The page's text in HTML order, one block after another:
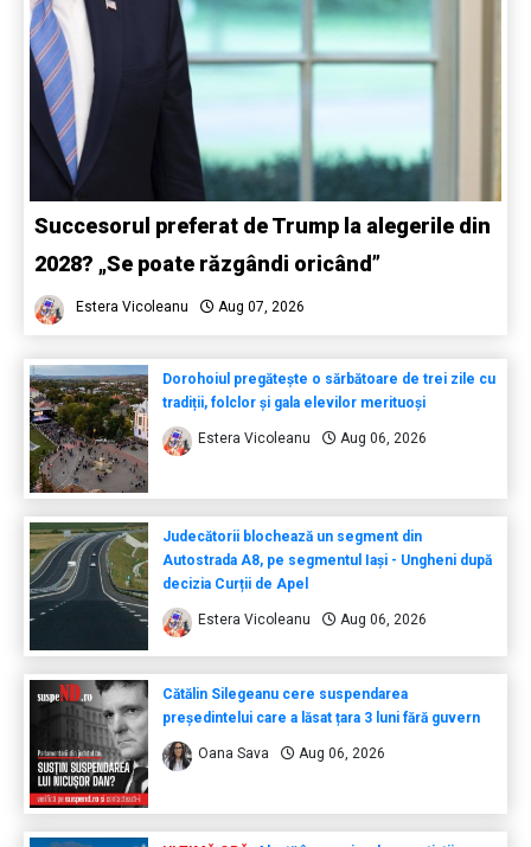
Succesorul preferat de Trump la alegerile din
2028? „Se poate răzgândi oricând”
Estera Vicoleanu Aug 07, 2026
Dorohoiul pregătește o sărbătoare de trei zile cu
tradiții, folclor și gala elevilor merituoși
Estera Vicoleanu Aug 06, 2026
Judecătorii blochează un segment din
Autostrada A8, pe segmentul Iași - Ungheni după
decizia Curții de Apel
Estera Vicoleanu Aug 06, 2026
Cătălin Silegeanu cere suspendarea
președintelui care a lăsat țara 3 luni fără guvern
Oana Sava Aug 06, 2026